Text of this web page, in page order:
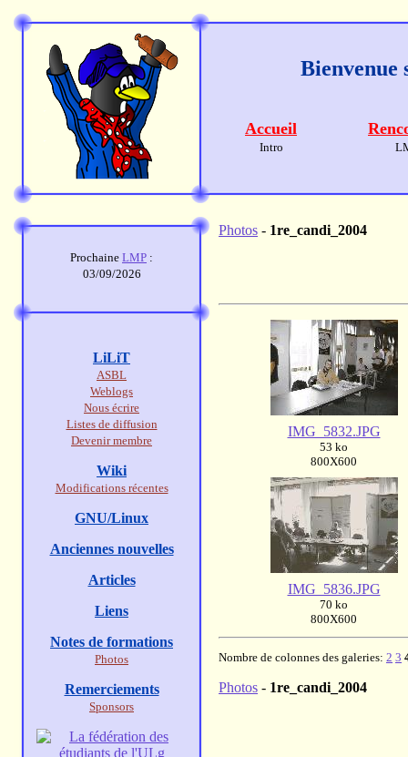
Accueil
Intro
Photos - 1re_candi_2004
IMG_5832.JPG
53 ko
800X600
IMG_5836.JPG
70 ko
800X600
Nombre de colonnes des galeries: 2 3
Photos - 1re_candi_2004
Prochaine LMP :
03/09/2026
LiLiT
ASBL
Weblogs
Nous écrire
Listes de diffusion
Devenir membre
Wiki
Modifications récentes
GNU/Linux
Anciennes nouvelles
Articles
Liens
Notes de formations
Photos
Remerciements
Sponsors